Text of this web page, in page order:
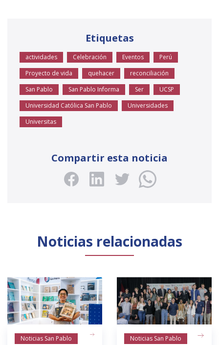
Etiquetas
actividades Celebración Eventos
Perú
Proyecto de vida
quehacer
reconciliación
San Pablo
San Pablo Informa Ser
UCSP
Universidad Católica San Pablo
Universidades
Universitas
Compartir esta noticia
Noticias relacionadas
Noticias San Pablo
Noticias San Pablo